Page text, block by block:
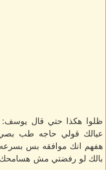
ظلوا هكذا حتي قال يوسف:
عيالك قولي حاجه طب بصي
هفهم انك موافقه بس
بالك لو رفضتي مش هسامحك